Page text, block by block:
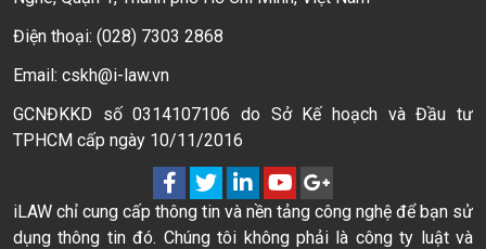
Điện thoại: (028) 7303 2868
Email: cskh@i-law.vn
GCNĐKKD số 0314107106 do Sở Kế hoạch và Đầu tư
TPHCM cấp ngày 10/11/2016
iLAW chỉ cung cấp thông tin và nền tảng công nghệ để bạn sử
dụng thông tin đó. Chúng tôi không phải là công ty luật và